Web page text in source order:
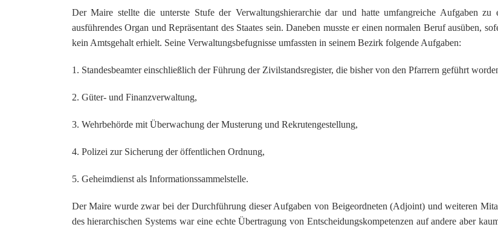
Der Maire stellte die unterste Stufe der Verwaltungshierarchie dar und hatte umfangreiche Aufgaben
ausführendes Organ und Repräsentant des Staates sein. Daneben musste er einen normalen Beruf ausüben,
kein Amtsgehalt erhielt. Seine Verwaltungsbefugnisse umfassten in seinem Bezirk folgende Aufgaben:
1. Standesbeamter einschließlich der Führung der Zivilstandsregister, die bisher von den Pfarrern geführt
2. Güter- und Finanzverwaltung,
3. Wehrbehörde mit Überwachung der Musterung und Rekrutengestellung,
4. Polizei zur Sicherung der öffentlichen Ordnung,
5. Geheimdienst als Informationssammelstelle.
Der Maire wurde zwar bei der Durchführung dieser Aufgaben von Beigeordneten (Adjoint) und weiteren
des hierarchischen Systems war eine echte Übertragung von Entscheidungskompetenzen auf andere aber